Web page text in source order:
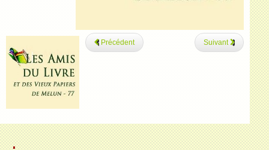
Précédent Suivant
.